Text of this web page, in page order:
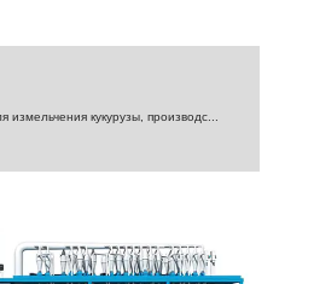
кукурузы, производс...